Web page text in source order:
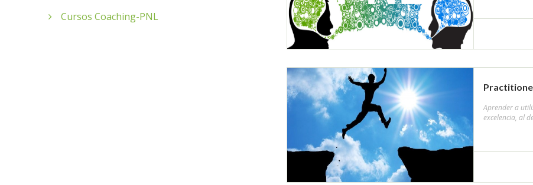
Cursos Coaching-PNL
Aprender a
excelencia, al